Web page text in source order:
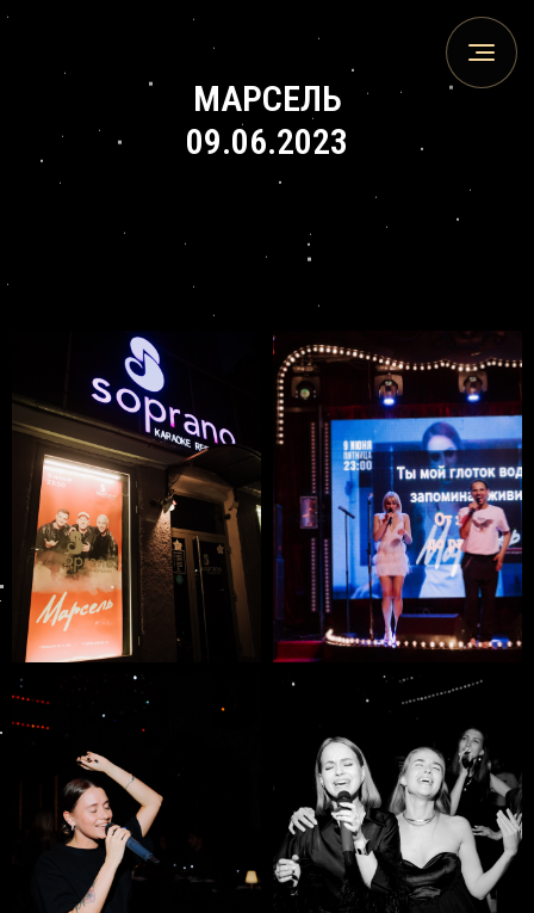
МАРСЕЛЬ
09.06.2023